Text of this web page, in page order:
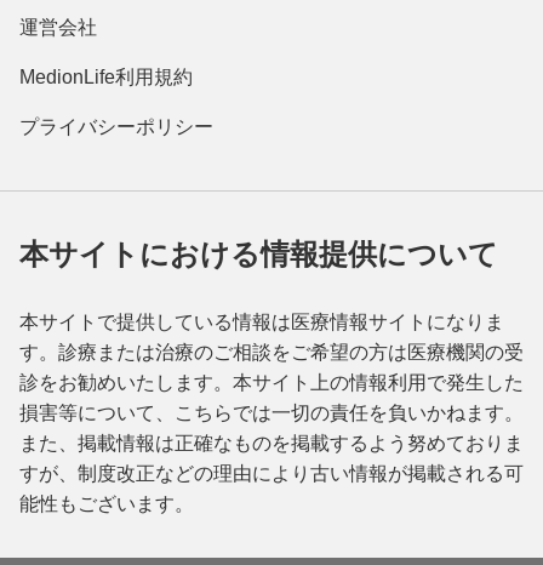
運営会社
MedionLife利用規約
プライバシーポリシー
本サイトにおける情報提供について
本サイトで提供している情報は医療情報サイトになりま
す。診療または治療のご相談をご希望の方は医療機関の受
診をお勧めいたします。本サイト上の情報利用で発生した
損害等について、こちらでは一切の責任を負いかねます。
また、掲載情報は正確なものを掲載するよう努めておりま
すが、制度改正などの理由により古い情報が掲載される可
能性もございます。